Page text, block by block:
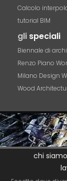
Calcolo
tutorial BIM
gli speciali
Biennale di
Renzo Piano
Milano Design
Wood
chi siamo